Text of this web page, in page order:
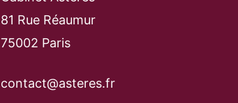
81 Rue Réaumur
75002 Paris
contact@asteres.fr